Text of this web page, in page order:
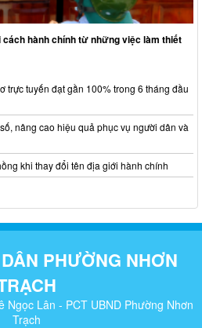
hành chính từ những việc làm thiết
trực tuyến đạt gần 100% trong 6 tháng đầu
nâng cao hiệu quả phục vụ người dân và
khi thay đổi tên địa giới hành chính
PHƯỜNG NHƠN
Ngọc Lân - PCT UBND Phường Nhơn
Trạch